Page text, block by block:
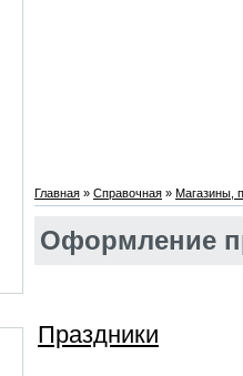
Главная » Справочная » Магазины,
Оформление
Праздники